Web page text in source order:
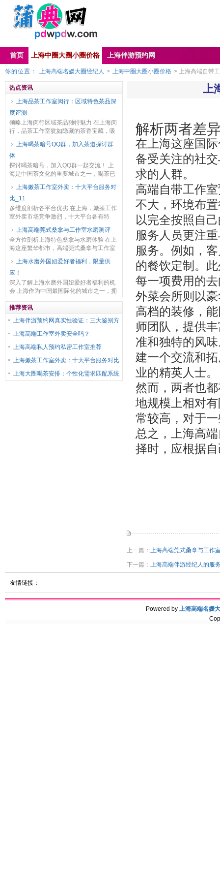
首页 上海中圈大圈小圈价格 上海伴游预约网
你的位置： 上海高端名媛大圈经纪人 > 上海中圈大圈小圈价格 > ‌上海高端自带
热点资讯
上海品茶工作室闵行：区域特色茶品深
度评测
领略上海闵行区域茶品独特魅力 在上海闵
行，品茶工作室犹如隐藏的茶香宝藏，吸
的区域特色茶品，下面就让我们一起深入
评测。 首先是...
上海喝茶暗号QQ群，加入茶道探讨群
体
探讨喝茶暗号，加入QQ群一起交流！ 上
海是中国茶文化的重要城市之一，喝茶已
分。为了更好地交流茶道心得和体验，上
海喝茶暗号QQ群...
上海嫩茶工作室外卖：十大平台服务对
比_11
多维度剖析各平台优劣 在上海，嫩茶工作
室外卖市场竞争激烈，十大平台各有特
个上海市区，能让更多消费者享受到服
务，而有些平台则主...
‌上海高端莞式桑拿与工作室水磨测评
全方位剖析上海特色桑拿与水磨体验 在上
海这座繁华都市，高端莞式桑拿与工作室
服务流程和专业手法闻名。从踏入桑拿场
所的那一刻起，...
上海水磨外国妞爱好者福利，限量供
应！
深入了解上海水磨外国妞爱好者福利的机
会 上海作为中国最国际化的城市之一，拥
有着丰富多元的文化和人文景观。自改革
开放以来，上海逐渐吸引了越来越多的外
国人移居或者短...
推荐资讯
上海伴游预约网真实性验证：三大鉴别方
法
上海高端工作室外卖安全吗？
上海高端私人预约私密工作室推荐
上海嫩茶工作室外卖：十大平台服务对比
_11
上海大圈喝茶安排：个性化需求匹配系统
上
解析两者差
在上海这座国
备受关注的社
求的人群。
高端自带工作
不大，环境布
以完全按照自
服务人员更注
服务。例如，
的餐饮定制。
每一项费用的
外菜会所则以
高档的装修，
师团队，提供
准和独特的风
建一个交流和
业的精英人士。
然而，两者也
地规模上相对
常较高，对于
总之，上海高
择时，应根据
上一篇： 上海高端莞式桑拿与工作
下一篇： 上海高端伴游经纪人的服
友情链接：
Powered by 上海高端名媛